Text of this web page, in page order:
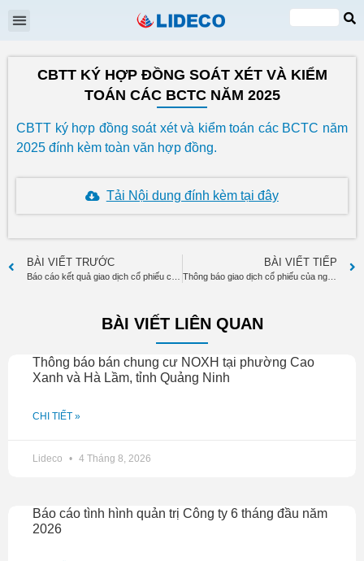
VI
EN
CBTT KÝ HỢP ĐỒNG SOÁT XÉT VÀ KIỂM
TOÁN CÁC BCTC NĂM 2025
CBTT ký hợp đồng soát xét và kiểm toán các BCTC năm
2025 đính kèm toàn văn hợp đồng.
Tải Nội dung đính kèm tại đây
BÀI VIẾT TRƯỚC BÀI VIẾT TIẾP
Thông báo giao dịch cổ phiếu của người nội bộ Đinh Quang Chiến
BÀI VIẾT LIÊN QUAN
Thông báo bán chung cư NOXH tại phường Cao
Xanh và Hà Lầm, tỉnh Quảng Ninh
CHI TIẾT »
Lideco 4 Tháng 8, 2026
Báo cáo tình hình quản trị Công ty 6 tháng đầu năm
2026